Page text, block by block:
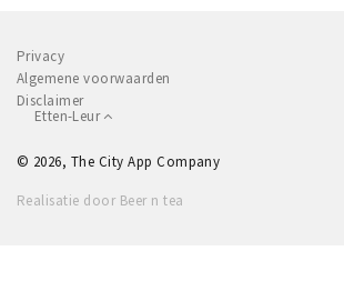
Privacy
Algemene voorwaarden
Disclaimer
Etten-Leur
© 2026, The City App Company
Realisatie door Beer n tea